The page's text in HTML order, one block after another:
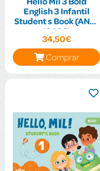
English 3 Infantil
Student s Book (AND)
(CAPS)
34,50€
Comprar